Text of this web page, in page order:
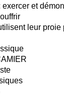
et
leur